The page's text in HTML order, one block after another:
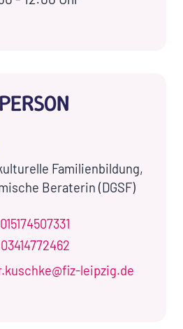
Familienbildung,
Beraterin (DGSF)
015174507331
03414772462
leipzig.de